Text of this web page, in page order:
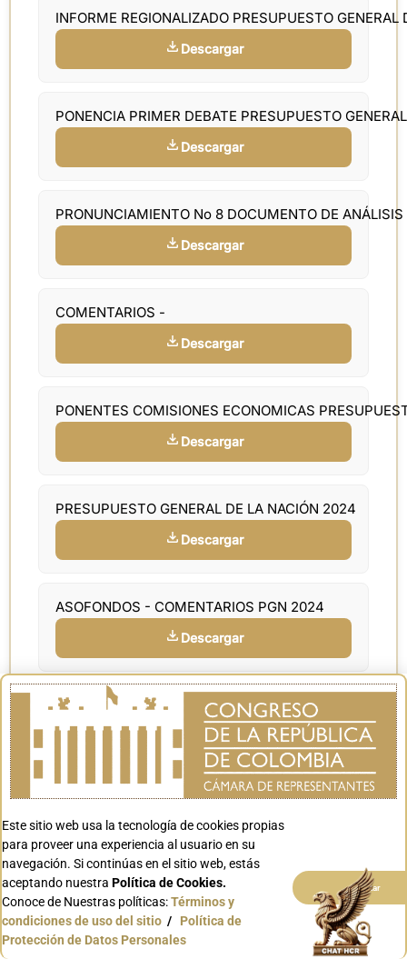
INFORME REGIONALIZADO PRESUPUESTO
Descargar
PONENCIA PRIMER DEBATE PRESUPUESTO
Descargar
PRONUNCIAMIENTO No 8 DOCUMENTO DE
Descargar
COMENTARIOS -
Descargar
PONENTES COMISIONES ECONOMICAS
Descargar
PRESUPUESTO GENERAL DE LA NACIÓN 2024
Descargar
ASOFONDOS - COMENTARIOS PGN 2024
Descargar
PRESENTACIÓN MARCO FISCAL DE MEDIANO
Descargar
Documentos, Proyecto y Ponencias:
Descargar
Este sitio web usa la tecnología de cookies propias
para proveer una experiencia al usuario en su
navegación. Si continúas en el sitio web, estás
aceptando nuestra Política de Cookies.
Conoce de Nuestras políticas:Términos y
condiciones de uso del sitio / Política de
Protección de Datos Personales
Aceptar